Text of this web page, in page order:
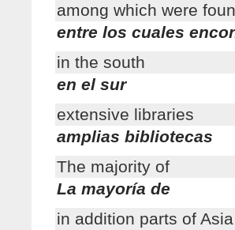
among which were
entre los cuales
in the south
en el sur
extensive libraries
amplias bibliotecas
The majority of
La mayoría de
in addition parts of Asia